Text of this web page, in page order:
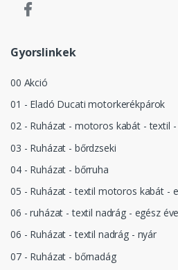
Gyorslinkek
00 Akció
01 - Eladó Ducati motorkerékpárok
02 - Ruházat - motoros kabát - textil
03 - Ruházat - bőrdzseki
04 - Ruházat - bőrruha
05 - Ruházat - textil motoros kabát -
06 - ruházat - textil nadrág - egész
06 - Ruházat - textil nadrág - nyár
07 - Ruházat - bőrnadág